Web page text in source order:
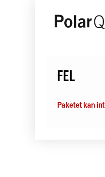
FEL
Paketet kan